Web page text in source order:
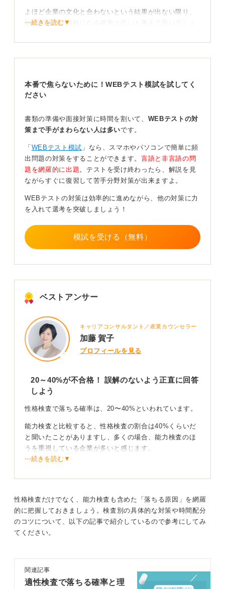
よほど企業の文化と合わないという結果が出ない限り、
これだけで不合格になる確率は低いと考えて良いでしょ
ただし、検査の中には同じ内容を言葉を変えて質問し
て、回答の整合性を見ているものもあります。
ここで矛盾が生じると「自分を偽っている」と判断され
る可能性もあるため、正直に回答することが最善策で
す。自分自身の気持ちにしたがって回答をしていきまし
ょう。
0
⋯続きを読む▼
本番で焦らないために！WEBテスト模試を試してく
ださい
書類の準備や面接対策に時間を割いて、 WEBテストの対
策まで手がまわらない人は多いです。
「 WEBテスト模試 」なら、スマホやパソコンで簡単に頻
出問題の対策をすることができます。言語と非言語の問
題を網羅的に出題 。テストを受け終わったら、解説を見
ながらすぐに復習して苦手分野対策が出来ますよ。
WEBテストの対策は効率的に進めながら、他の対策に力
を入れて選考を突破しましょう！
模試を受ける（無料）
ベストアンサー
キャリアコンサルタント／産業カウンセラー
加藤 賀子
プロフィールを見る
20～40%が不合格！ 誤解のないよう正直に回答
しよう
性格検査で落ちる確率は、20〜40%といわれています。
能力検査と比較すると、性格検査の割合は40%くらいだ
と聞いたことがありますし、多くの場合、能力検査のほ
うを重視している企業が多いと感じます。
特に大手企業などは、数千人、数万人といった応募があ
るため、本来であれば一人ひとりと会って精査したいと
正直に答えることが非常に大切ですし、企業は自社に合
う人を探しています。もし嘘で答えてしまって入社した
⋯続きを読む▼
性格検査だけでなく、能力検査も含めた「落ちる原因」を網羅
的に把握しておきましょう。検査別の具体的な対策や時間配分
のコツについて、以下の記事で紹介しているので参考にしてみ
てください。
関連記事
適性検査で落ちる確率と理